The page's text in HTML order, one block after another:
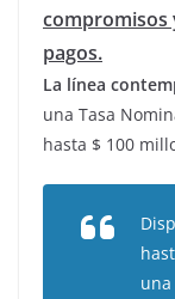
compromisos
pagos.
La línea
una Tasa
hasta $ 100